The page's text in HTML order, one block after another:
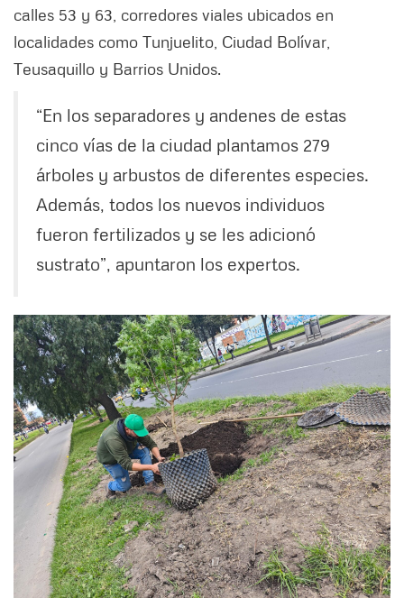
calles 53 y 63, corredores viales ubicados en
localidades como Tunjuelito, Ciudad Bolívar,
Teusaquillo y Barrios Unidos.
“En los separadores y andenes de estas
cinco vías de la ciudad plantamos 279
árboles y arbustos de diferentes especies.
Además, todos los nuevos individuos
fueron fertilizados y se les adicionó
sustrato”, apuntaron los expertos.